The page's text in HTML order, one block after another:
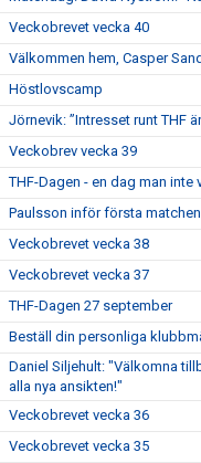
Veckobrevet vecka 40
Välkommen hem, Casper
Höstlovscamp
Jörnevik: ”Intresset runt THF
Veckobrev vecka 39
THF-Dagen - en dag man inte
Paulsson inför första
Veckobrevet vecka 38
Veckobrevet vecka 37
THF-Dagen 27 september
Beställ din personliga
Daniel Siljehult: "Välkomna
alla nya ansikten!"
Veckobrevet vecka 36
Veckobrevet vecka 35